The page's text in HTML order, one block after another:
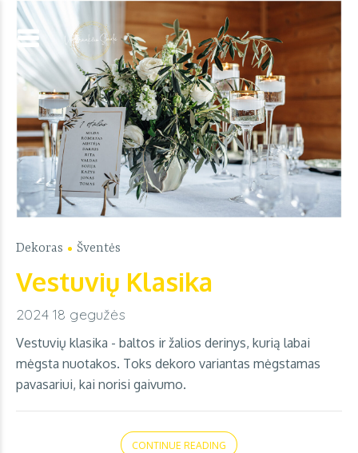
Dekoras Šventės
Vestuvių Klasika
2024 18 gegužės
Vestuvių klasika - baltos ir žalios derinys, kurią labai
mėgsta nuotakos. Toks dekoro variantas mėgstamas
pavasariui, kai norisi gaivumo.
CONTINUE READING